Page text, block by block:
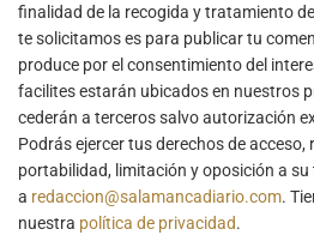
finalidad de la recogida y tratamiento
te solicitamos es para publicar tu
produce por el consentimiento del
facilites estarán ubicados en nuestros
cederán a terceros salvo autorización
Podrás ejercer tus derechos de
portabilidad, limitación y oposición a
a redaccion@salamancadiario.com.
nuestra política de privacidad.